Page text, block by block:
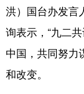
文化
法律
洪）国台办发言
询表示，“九二
中国，共同努力
和改变。